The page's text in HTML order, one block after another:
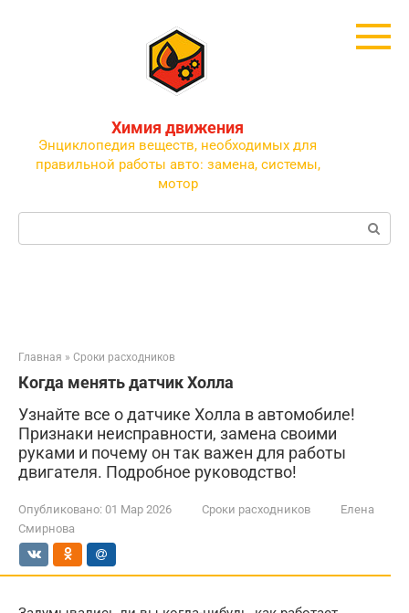
Химия движения
Энциклопедия веществ, необходимых для
правильной работы авто: замена, системы,
мотор
Поиск:
Главная » Сроки расходников
Когда менять датчик Холла
Узнайте все о датчике Холла в автомобиле!
Признаки неисправности, замена своими
руками и почему он так важен для работы
двигателя. Подробное руководство!
Опубликовано: 01 Мар 2026 Сроки расходников
Елена
Смирнова